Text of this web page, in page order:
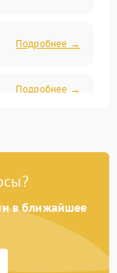
Подробнее →
Подробнее →
Подробнее →
в ближайшее